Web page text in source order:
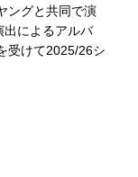
ングと共同で演
出によるアルバ
受けて2025/26シ